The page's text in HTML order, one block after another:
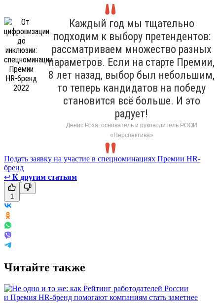
Каждый год мы тщательно
подходим к выбору претендентов:
рассматриваем множество разных
параметров. Если на старте Премии,
8 лет назад, выбор был небольшим,
то теперь кандидатов на победу
становится всё больше. И это
радует!
Денис Роза, основатель и руководитель РООИ
«Перспектива»
Подать заявку на участие в спецноминациях Премии HR-
бренд
↩ К другим статьям
1
Читайте также